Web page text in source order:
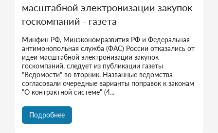
масштабной электронизации закупок
госкомпаний - газета
Минфин РФ, Минэкономразвития РФ и Федеральная
антимонопольная служба (ФАС) России отказались от
идеи масштабной электронизации закупок
госкомпаний, следует из публикации газеты
"Ведомости" во вторник. Названные ведомства
согласовали очередные варианты поправок к законам
"О контрактной системе" (4...
Подробнее